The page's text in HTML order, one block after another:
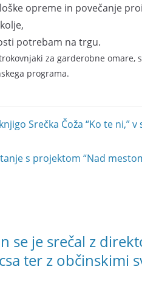
opreme in povečanje
potrebam na trgu.
za garderobne
programa.
Srečka Čoža “Ko te
s projektom “Nad
se je srečal z
ter z občinskimi